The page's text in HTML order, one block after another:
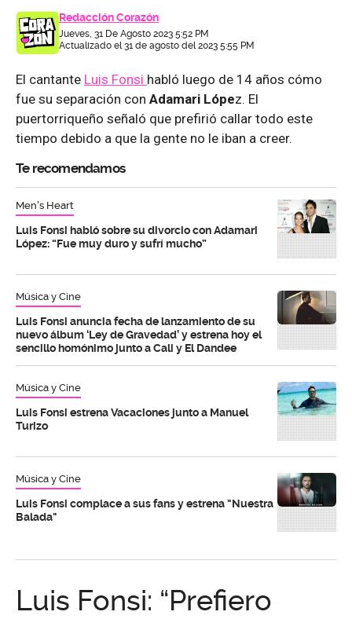
Redacción Corazón
Jueves, 31 De Agosto 2023 5:52 PM
Actualizado el 31 de agosto del 2023 5:55 PM
El cantante Luis Fonsi habló luego de 14 años cómo
fue su separación con Adamari López. El
puertorriqueño señaló que prefirió callar todo este
tiempo debido a que la gente no le iban a creer.
Te recomendamos
Men's Heart
Luis Fonsi habló sobre su divorcio con Adamari
López: “Fue muy duro y sufrí mucho”
Música y Cine
Luis Fonsi anuncia fecha de lanzamiento de su
nuevo álbum ‘Ley de Gravedad’ y estrena hoy el
sencillo homónimo junto a Cali y El Dandee
Música y Cine
Luis Fonsi estrena Vacaciones junto a Manuel
Turizo
Música y Cine
Luis Fonsi complace a sus fans y estrena "Nuestra
Balada"
Luis Fonsi: “Prefiero